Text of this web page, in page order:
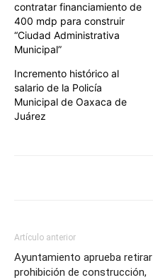
contratar financiamiento de
400 mdp para construir
“Ciudad Administrativa
Municipal”
Incremento histórico al
salario de la Policía
Municipal de Oaxaca de
Juárez
Artículo anterior
Ayuntamiento aprueba retirar
prohibición de construcción,